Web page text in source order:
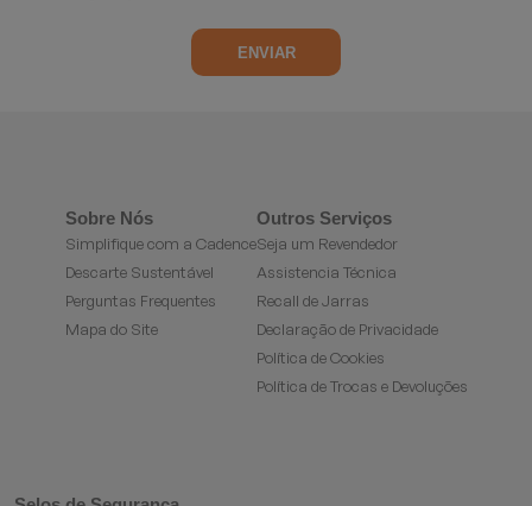
Sobre Nós
Simplifique com a Cadence
Descarte Sustentável
Perguntas Frequentes
Mapa do Site
Outros Serviços
Seja um Revendedor
Assistencia Técnica
Recall de Jarras
Declaração de Privacidade
Política de Cookies
Política de Trocas e Devoluções